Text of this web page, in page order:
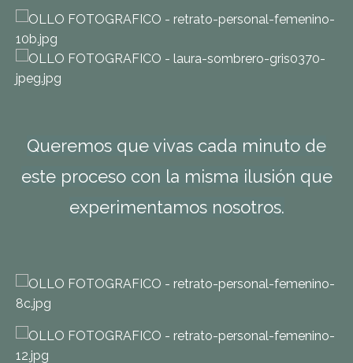
Queremos que vivas cada minuto de
este proceso con la misma ilusión que
experimentamos nosotros.